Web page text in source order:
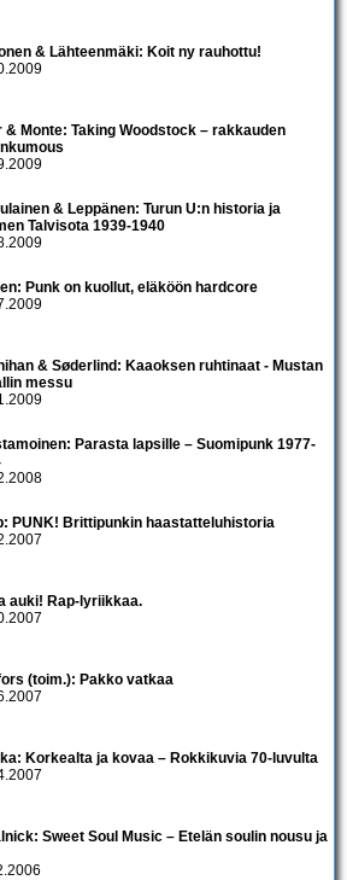
& Lähteenmäki: Koit ny rauhottu!
& Monte: Taking Woodstock – rakkauden
& Leppänen: Turun U:n historia ja
Talvisota 1939-1940
Punk on kuollut, eläköön hardcore
& Søderlind: Kaaoksen ruhtinaat - Mustan
messu
Parasta lapsille – Suomipunk 1977-
PUNK! Brittipunkin haastatteluhistoria
auki! Rap-lyriikkaa.
(toim.): Pakko vatkaa
Korkealta ja kovaa – Rokkikuvia 70-luvulta
Sweet Soul Music – Etelän soulin nousu ja